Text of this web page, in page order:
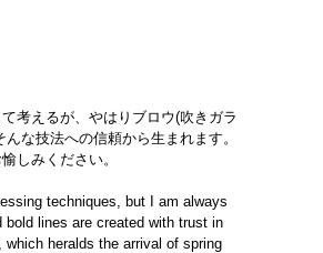
考えるが、やはりブロウ(吹きガラ
な技法への信頼から生まれます。
しみください。
techniques, but I am always
lines are created with trust in
heralds the arrival of spring